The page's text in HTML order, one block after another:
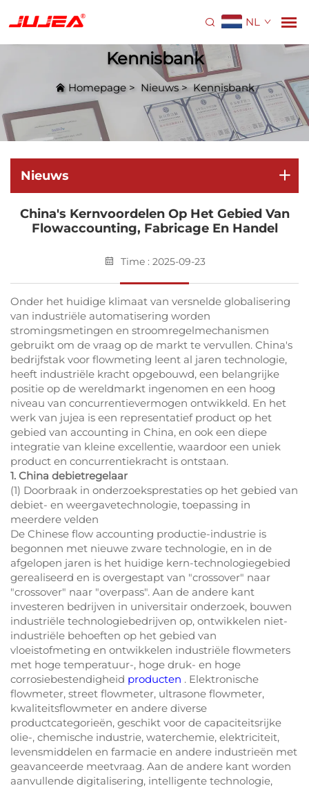
NL
Kennisbank
Homepage> Nieuws> Kennisbank
Nieuws
China's Kernvoordelen Op Het Gebied Van
Flowaccounting, Fabricage En Handel
Time : 2025-09-23
Onder het huidige klimaat van versnelde globalisering
van industriële automatisering worden
stromingsmetingen en stroomregelmechanismen
gebruikt om de vraag op de markt te vervullen. China's
bedrijfstak voor flowmeting leent al jaren technologie,
heeft industriële kracht opgebouwd, een belangrijke
positie op de wereldmarkt ingenomen en een hoog
niveau van concurrentievermogen ontwikkeld. En het
werk van jujea is een representatief product op het
gebied van accounting in China, en ook een diepe
integratie van kleine excellentie, waardoor een uniek
product en concurrentiekracht is ontstaan.
1. China debietregelaar
(1) Doorbraak in onderzoeksprestaties op het gebied van
debiet- en weergavetechnologie, toepassing in
meerdere velden
De Chinese flow accounting productie-industrie is
begonnen met nieuwe zware technologie, en in de
afgelopen jaren is het huidige kern-technologiegebied
gerealiseerd en is overgestapt van "crossover" naar
"crossover" naar "overpass". Aan de andere kant
investeren bedrijven in universitair onderzoek, bouwen
industriële technologiebedrijven op, ontwikkelen niet-
industriële behoeften op het gebied van
vloeistofmeting en ontwikkelen industriële flowmeters
met hoge temperatuur-, hoge druk- en hoge
corrosiebestendigheid producten . Elektronische
flowmeter, street flowmeter, ultrasone flowmeter,
kwaliteitsflowmeter en andere diverse
productcategorieën, geschikt voor de capaciteitsrijke
olie-, chemische industrie, waterchemie, elektriciteit,
levensmiddelen en farmacie en andere industrieën met
geavanceerde meetvraag. Aan de andere kant worden
aanvullende digitalisering, intelligente technologie,